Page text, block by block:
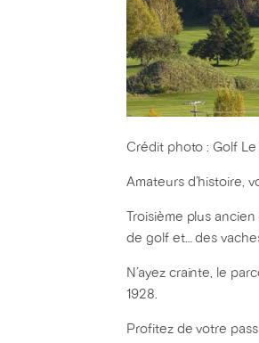
Crédit photo : Golf Le
Amateurs d’histoire,
Troisième plus
de golf et… des
N’ayez crainte, le
1928.
Profitez de votre